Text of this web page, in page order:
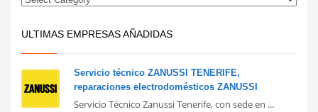
ULTIMAS EMPRESAS AÑADIDAS
Servicio técnico ZANUSSI TENERIFE,
reparaciones electrodomésticos ZANUSSI
Servicio Técnico Zanussi Tenerife, con sede en ...